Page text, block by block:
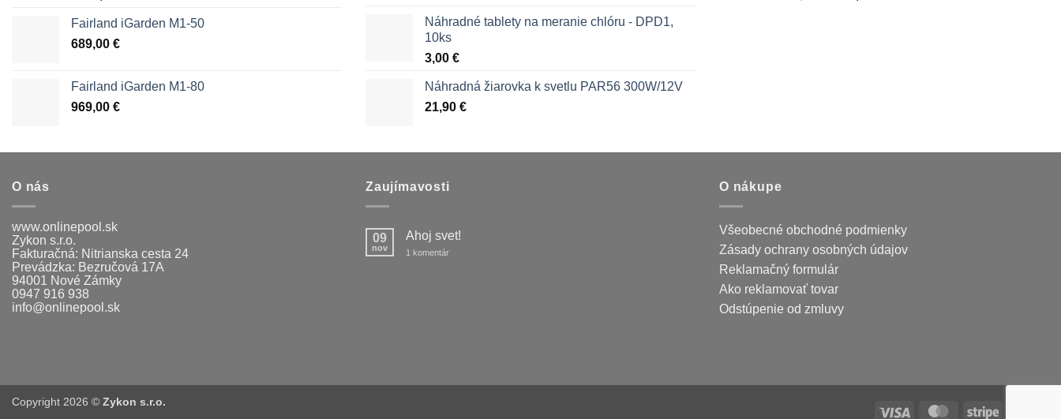
Fairland iGarden M1-50
689,00 €
Fairland iGarden M1-80
969,00 €
Náhradné tablety na meranie chlóru - DPD1,
10ks
3,00 €
Náhradná žiarovka k svetlu PAR56 300W/12V
21,90 €
O nás
www.onlinepool.sk
Zykon s.r.o.
Fakturačná: Nitrianska cesta 24
Prevádzka: Bezručová 17A
94001 Nové Zámky
0947 916 938
info@onlinepool.sk
Zaujímavosti
09
nov
Ahoj svet!
1 komentárna
O nákupe
Všeobecné obchodné podmienky
Zásady ochrany osobných údajov
Reklamačný formulár
Ako reklamovať tovar
Odstúpenie od zmluvy
Visa MasterCardStripe
Copyright 2026 © Zykon s.r.o.